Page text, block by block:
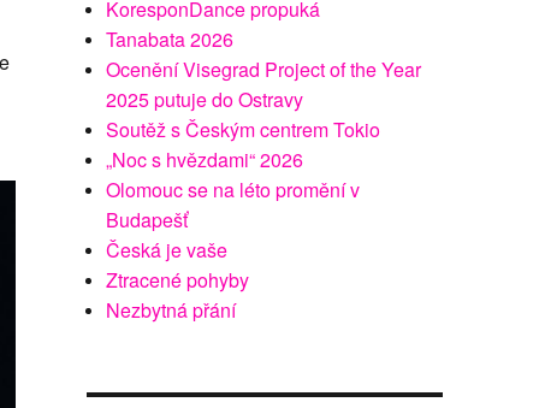
KoresponDance propuká
Tanabata 2026
Ocenění Visegrad Project of the Year
2025 putuje do Ostravy
Soutěž s Českým centrem Tokio
„Noc s hvězdami“ 2026
Olomouc se na léto promění v
Budapešť
Česká je vaše
Ztracené pohyby
Nezbytná přání